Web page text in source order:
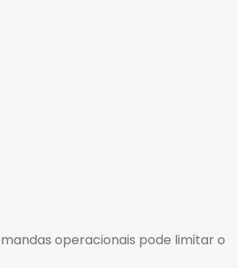
operacionais pode limitar o